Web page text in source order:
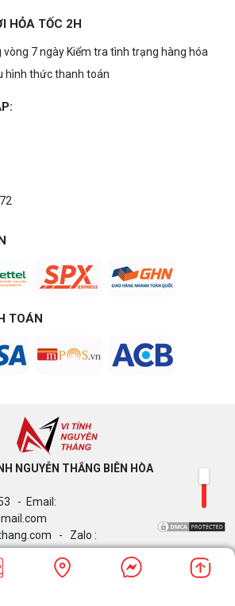
HỎA TỐC 2H
7 ngày Kiểm tra tình trạng hàng hóa
hình thức thanh toán
TOÁN
NGUYỄN THẮNG BIÊN HÒA​
- Email:
- Zalo :
- Copyrights © 2024